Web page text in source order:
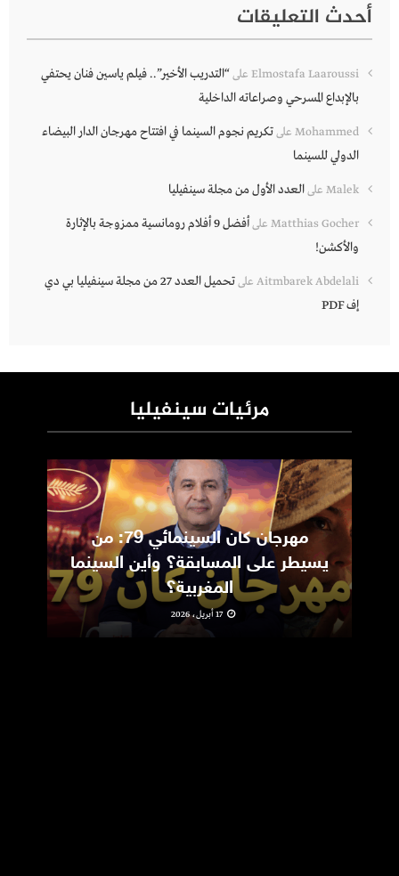
أحدث التعليقات
Elmostafa Laaroussi على“التدريب الأخير”.. فيلم ياسين فنان يحتفي
بالإبداع المسرحي وصراعاته الداخلية
Mohammed علىتكريم نجوم السينما في افتتاح مهرجان الدار البيضاء
الدولي للسينما
Malek علىالعدد الأول من مجلة سينفيليا
Matthias Gocher على
أفضل 9 أفلام رومانسية ممزوجة بالإثارة
والأكشن!
Aitmbarek Abdelali على
تحميل العدد 27 من مجلة سينفيليا بي دي
إف PDF
مرئيات سينفيليا
مهرجان كان السينمائي 79: من
يسيطر على المسابقة؟ وأين السينما
المغربية؟
17 أبريل، 2026